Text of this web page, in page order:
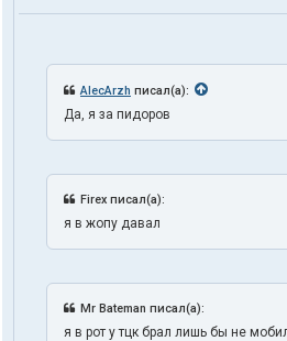
AlecArzh писал(а):
Да, я за пидоров
Firex писал(а):
я в жопу давал
Mr Bateman писал(а):
я в рот у тцк брал лишь бы не